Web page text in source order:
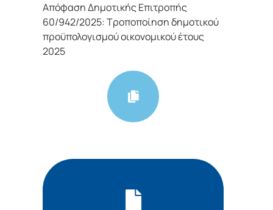
Απόφαση Δημοτικής Επιτροπής
60/942/2025: Tροποποίηση δημοτικού
προϋπολογισμού οικονομικού έτους
2025